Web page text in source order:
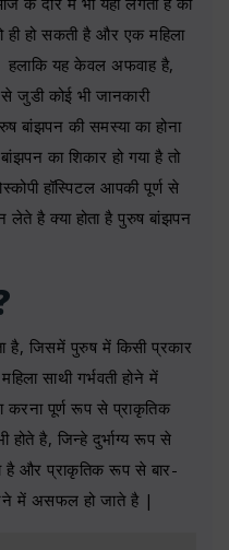
हो सकती है और एक महिला
| हलाकि यह केवल अफवाह है,
जुडी कोई भी जानकारी
बांझपन की समस्या का होना
का शिकार हो गया है तो
हॉस्पिटल आपकी पूर्ण से
है क्या होता है पुरुष बांझपन
है, जिसमें पुरुष में किसी प्रकार
साथी गर्भवती होने में
करना पूर्ण रूप से प्राकृतिक
है, जिन्हे दुर्भाग्य रूप से
है और प्राकृतिक रूप से बार-
में असफल हो जाते है |